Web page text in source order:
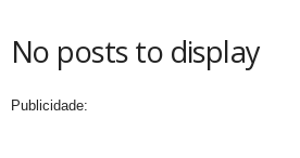
No posts to display
Publicidade: